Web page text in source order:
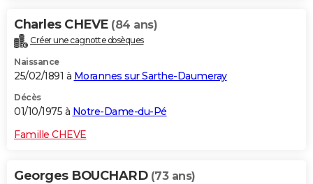
Charles CHEVE (84 ans)
Créer une cagnotte obsèques
Naissance
25/02/1891 à Morannes sur Sarthe-Daumeray
Décès
01/10/1975 à Notre-Dame-du-Pé
Famille CHEVE
Georges BOUCHARD (73 ans)